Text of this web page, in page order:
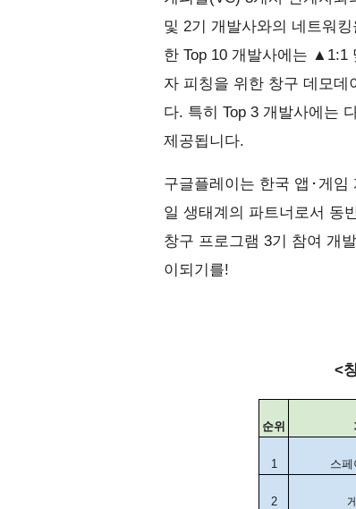
및 2기 개발사와의 네트워
한 Top 10 개발사에는 ▲1:1
자 피칭을 위한 창구 데모
다. 특히 Top 3 개발사에는
제공됩니다.
구글플레이는 한국 앱⬝게
일 생태계의 파트너로서 동
창구 프로그램 3기 참여 개
이되기를!
<
순위
1 스페
2